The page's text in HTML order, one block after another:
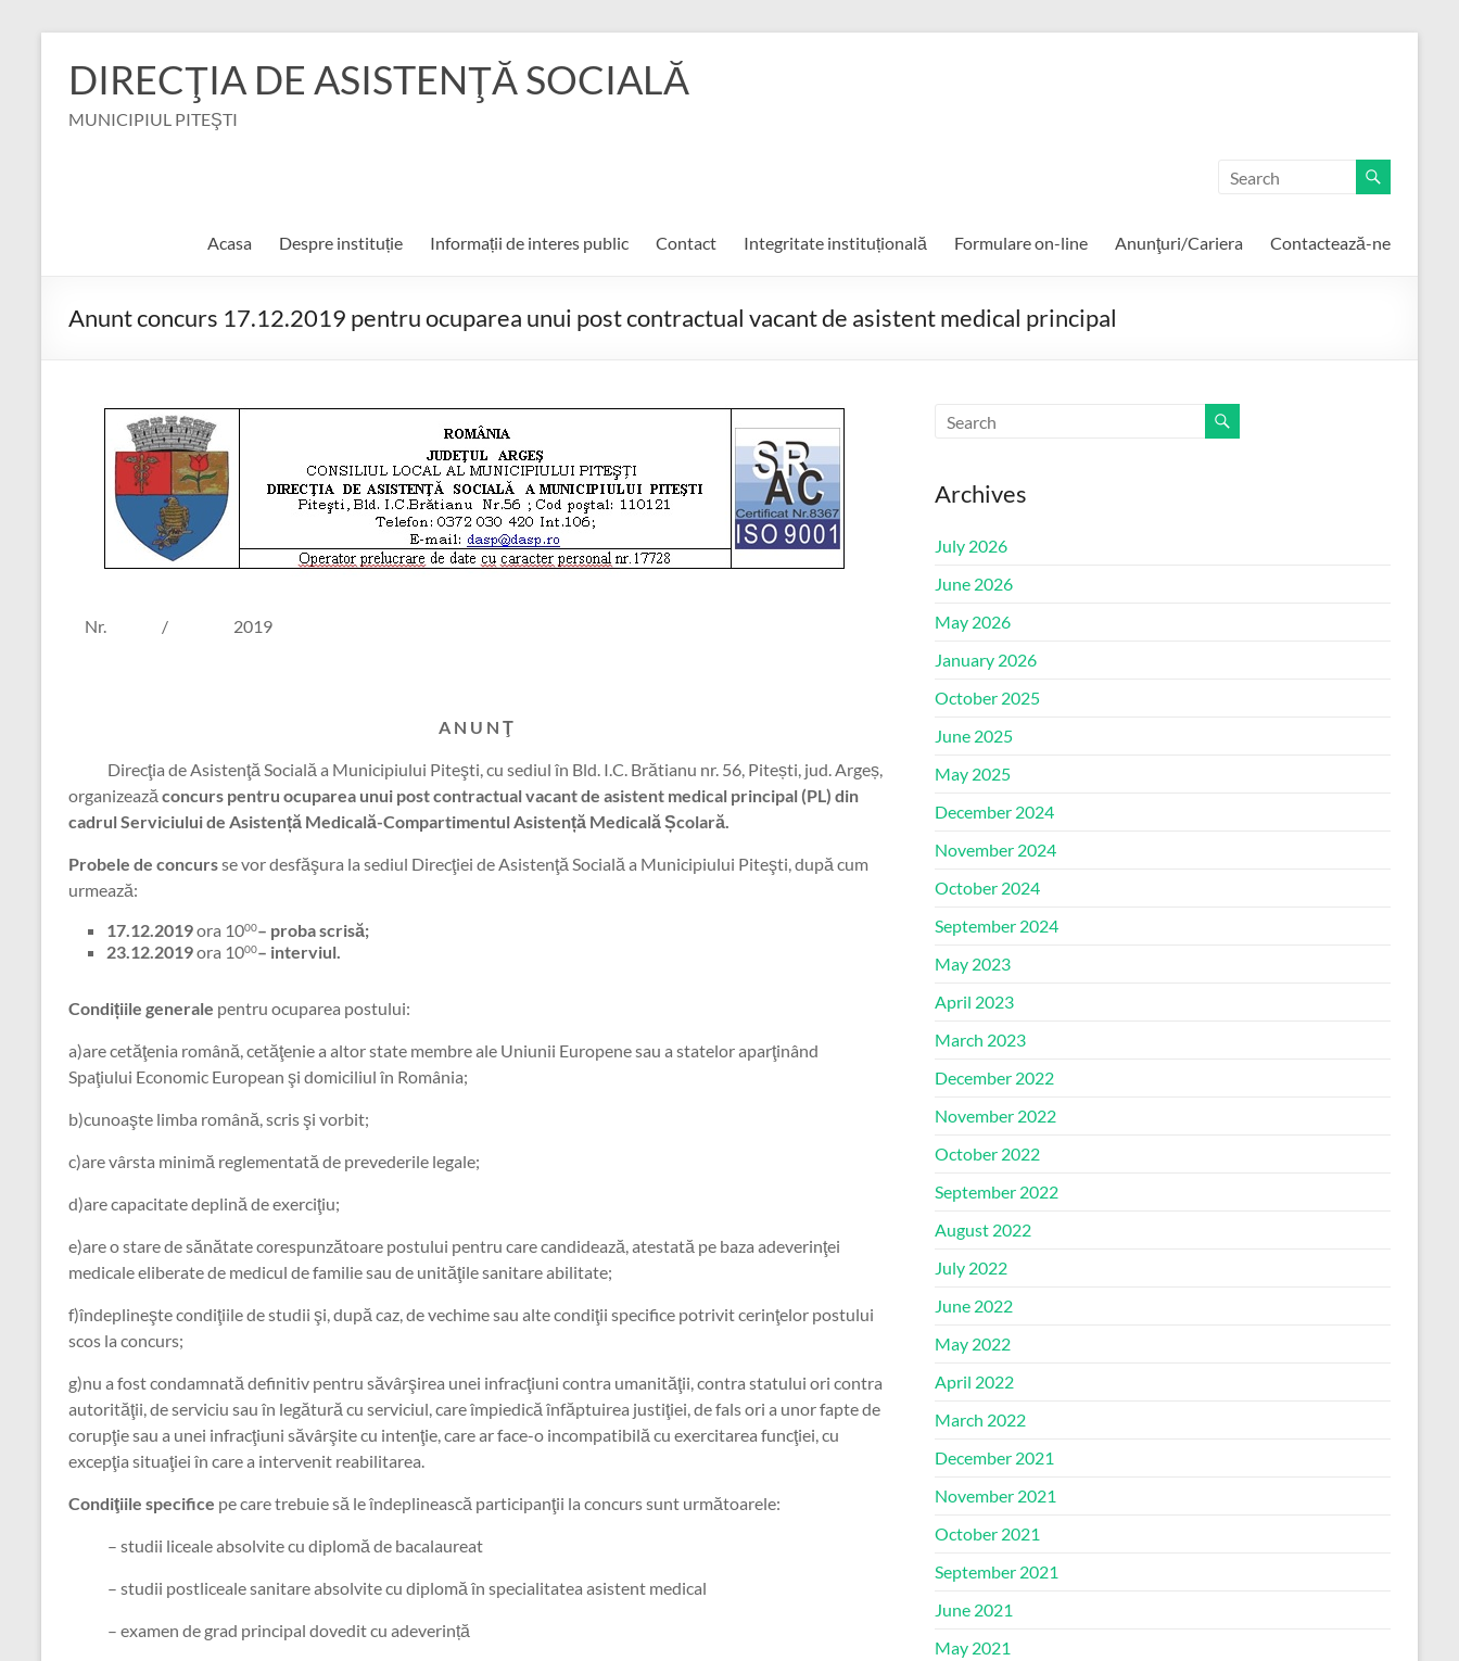
contentDIRECŢIA DE ASISTENŢĂ SOCIALĂ
MUNICIPIUL PITEŞTI
Acasa Despre instituție Informații de interes public Contact Integritate instituțională Formulare on-line Anunţuri/Cariera Contactează-ne
Anunt concurs 17.12.2019 pentru ocuparea unui post contractual vacant de asistent medical principal
Nr. / 2019
A N U N Ţ
Direcţia de Asistenţă Socială a Municipiului Piteşti, cu sediul în Bld. I.C. Brătianu nr. 56, Pitești, jud. Argeș,
organizează concurs pentru ocuparea unui post contractual vacant de asistent medical principal (PL) din
cadrul Serviciului de Asistență Medicală-Compartimentul Asistență Medicală Școlară.
Probele de concursse vor desfăşura la sediul Direcţiei de Asistenţă Socială a Municipiului Piteşti, după cum
urmează:
17.12.2019ora 1000– proba scrisă;
23.12.2019ora 1000– interviul.
Condițiile generale pentru ocuparea postului:
a)are cetăţenia română, cetăţenie a altor state membre ale Uniunii Europene sau a statelor aparţinând
Spaţiului Economic European şi domiciliul în România;
b)cunoaşte limba română, scris şi vorbit;
c)are vârsta minimă reglementată de prevederile legale;
d)are capacitate deplină de exerciţiu;
e)are o stare de sănătate corespunzătoare postului pentru care candidează, atestată pe baza adeverinţei
medicale eliberate de medicul de familie sau de unităţile sanitare abilitate;
f)îndeplineşte condiţiile de studii şi, după caz, de vechime sau alte condiţii specifice potrivit cerinţelor postului
scos la concurs;
g)nu a fost condamnată definitiv pentru săvârşirea unei infracţiuni contra umanităţii, contra statului ori contra
autorităţii, de serviciu sau în legătură cu serviciul, care împiedică înfăptuirea justiţiei, de fals ori a unor fapte de
corupţie sau a unei infracţiuni săvârşite cu intenţie, care ar face-o incompatibilă cu exercitarea funcţiei, cu
excepţia situaţiei în care a intervenit reabilitarea.
Condiţiile specifice pe care trebuie să le îndeplinească participanţii la concurs sunt următoarele:
– studii liceale absolvite cu diplomă de bacalaureat
– studii postliceale sanitare absolvite cu diplomă în specialitatea asistent medical
– examen de grad principal dovedit cu adeverință
Archives
July 2026
June 2026
May 2026
January 2026
October 2025
June 2025
May 2025
December 2024
November 2024
October 2024
September 2024
May 2023
April 2023
March 2023
December 2022
November 2022
October 2022
September 2022
August 2022
July 2022
June 2022
May 2022
April 2022
March 2022
December 2021
November 2021
October 2021
September 2021
June 2021
May 2021